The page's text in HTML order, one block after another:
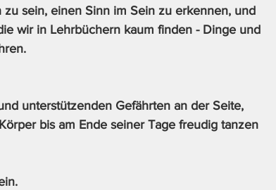
sein, einen Sinn im Sein zu erkennen, und
wir in Lehrbüchern kaum finden - Dinge und
unterstützenden Gefährten an der Seite,
bis am Ende seiner Tage freudig tanzen